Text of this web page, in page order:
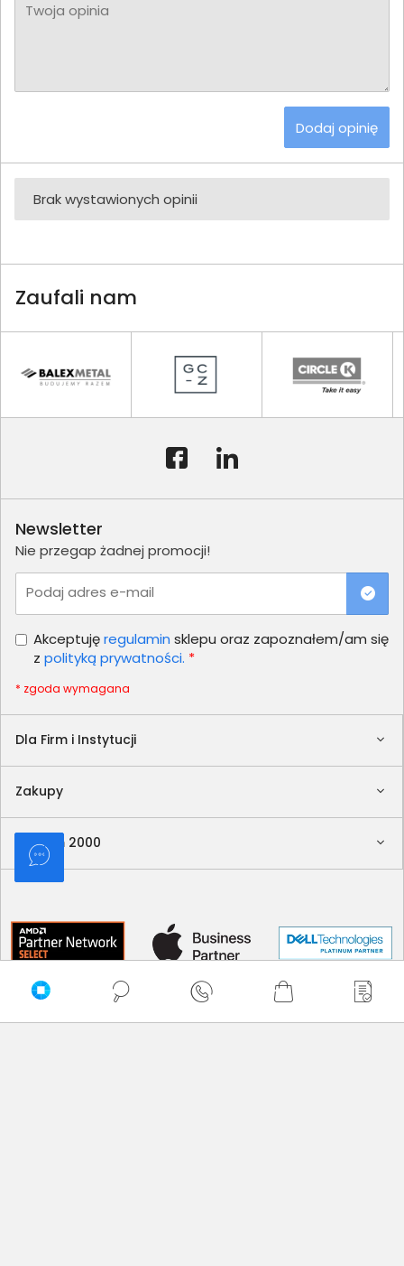
Twoja opinia
Dodaj opinię
Brak wystawionych opinii
Zaufali nam
Dla Firm i Instytucji
Zakupy
Delkom 2000
Newsletter
Nie przegap żadnej promocji!
Podaj adres e-mail
Akceptujęregulamin sklepu oraz zapoznałem/am się
z polityką prywatności. *
* zgoda wymagana